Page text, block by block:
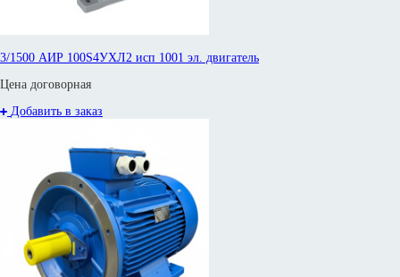
3/1500 АИР 100S4УХЛ2 исп 1001 эл. двигатель
Цена договорная
Добавить в заказ